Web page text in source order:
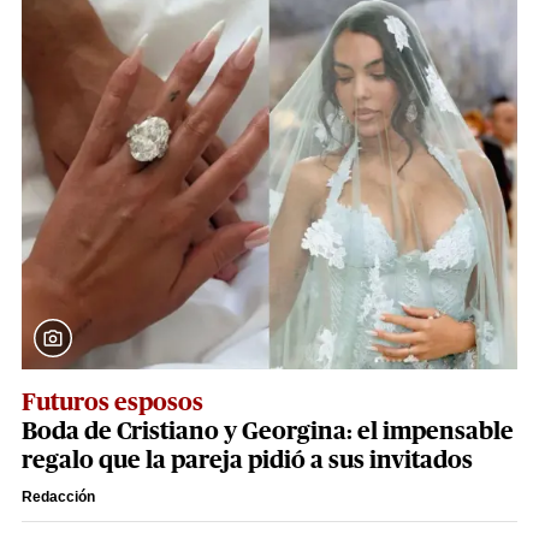
Futuros esposos
Boda de Cristiano y Georgina: el impensable
regalo que la pareja pidió a sus invitados
Redacción